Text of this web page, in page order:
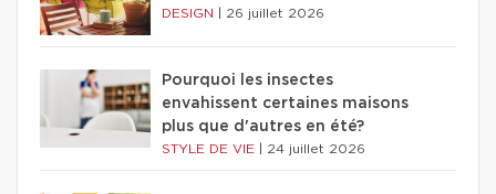
DESIGN 26 juillet 2026
Pourquoi les insectes
envahissent certaines maisons
plus que d'autres en été?
STYLE DE VIE 24 juillet 2026